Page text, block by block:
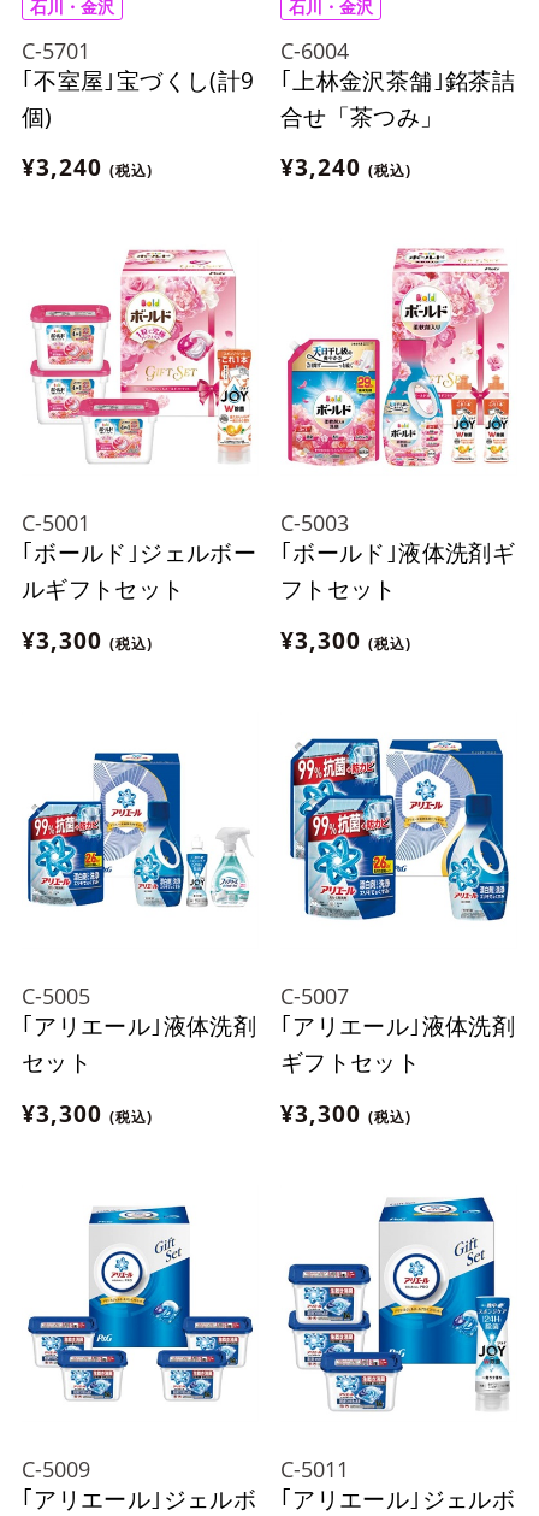
石川・金沢
C-5701
｢不室屋｣宝づくし(計9
個)
¥3,240 (税込)
石川・金沢
C-6004
｢上林金沢茶舗｣銘茶詰
合せ「茶つみ」
¥3,240 (税込)
C-5001
｢ボールド｣ジェルボー
ルギフトセット
¥3,300 (税込)
C-5003
｢ボールド｣液体洗剤ギ
フトセット
¥3,300 (税込)
C-5005
｢アリエール｣液体洗剤
セット
¥3,300 (税込)
C-5007
｢アリエール｣液体洗剤
ギフトセット
¥3,300 (税込)
C-5009
｢アリエール｣ジェルボ
C-5011
｢アリエール｣ジェルボ